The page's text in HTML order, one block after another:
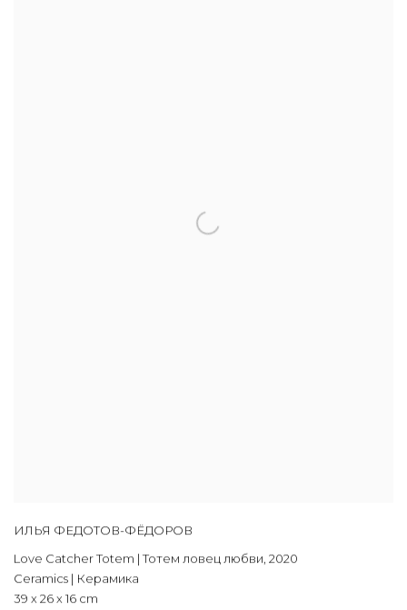
ИЛЬЯ ФЕДОТОВ-ФЁДОРОВ
Love Catcher Totem | Тотем ловец любви, 2020
Ceramics | Керамика
39 х 26 х 16 cm